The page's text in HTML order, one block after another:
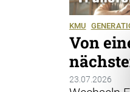
KMU
Von
23.07.2026